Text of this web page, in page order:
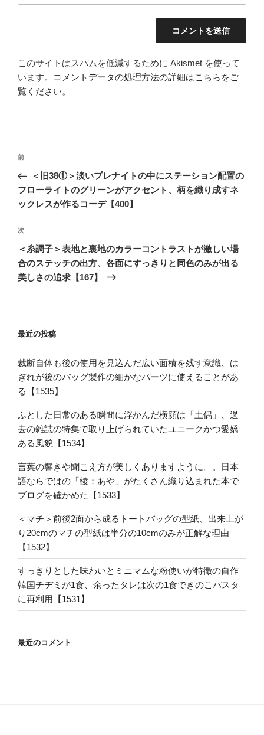
このサイトはスパムを低減するために Akismet を使って
います。
コメントデータの処理方法の詳細はこちらをご
覧ください。
投
ナ
ビ
ー
シ
ョ
ン
前
の
投
稿
前
＜旧38①＞淡いプレナイトの中にステーション配置の
フローライトのグリーンがアクセント、柄を織り成すネ
ックレスが作るコーデ【400】
次
の
投
稿
次
＜糸調子＞表地と裏地のカラーコントラストが激しい場
合のステッチの出方、各面にすっきりと同色のみが出る
美しさの追求【167】
最近の投稿
裁断自体も後の使用を見込んだ広い面積を残す意識、は
ぎれが後のバッグ製作の細かなパーツに使えることがあ
る【1535】
ふとした日常のある瞬間に浮かんだ横顔は「土偶」、過
去の雑誌の特集で取り上げられていたユニークかつ愛嬌
ある風貌【1534】
言葉の響きや聞こえ方が美しくありますように。。日本
語ならではの「綾：あや」がたくさん織り込まれた本で
ブログを確かめた【1533】
＜マチ＞前後2面から成るトートバッグの型紙、出来上が
り20cmのマチの型紙は半分の10cmのみが正解な理由
【1532】
すっきりとした味わいとミニマムな粉使いが特徴の自作
韓国チヂミが1食、余ったタレは次の1食できのこパスタ
に再利用【1531】
最近のコメント